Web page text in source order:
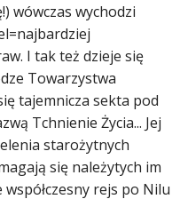
wówczas wychodzi
I tak też dzieje się
Towarzystwa
tajemnicza sekta pod
Tchnienie Życia... Jej
starożytnych
się należytych im
rejs po Nilu